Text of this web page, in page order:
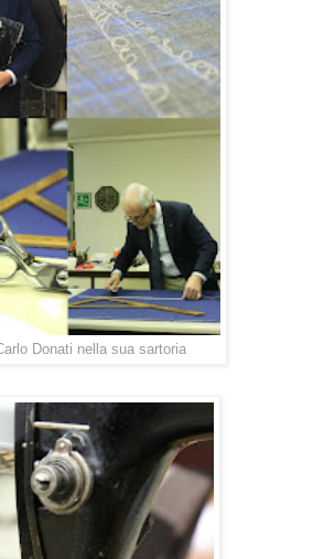
Donati nella sua sartoria